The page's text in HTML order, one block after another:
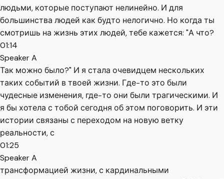
людьми, которые поступают нелинейно. И для
большинства людей как будто нелогично. Но когда ты
смотришь на жизнь этих людей, тебе кажется: "А что?
01:14
Speaker A
Так можно было?" И я стала очевидцем нескольких
таких событий в твоей жизни. Где-то это были
чудесные изменения, где-то они были трагическими. И
я бы хотела с тобой сегодня об этом поговорить. И эти
истории связаны с переходом на новую ветку
реальности, с
01:25
Speaker A
трансформацией жизни, с кардинальными